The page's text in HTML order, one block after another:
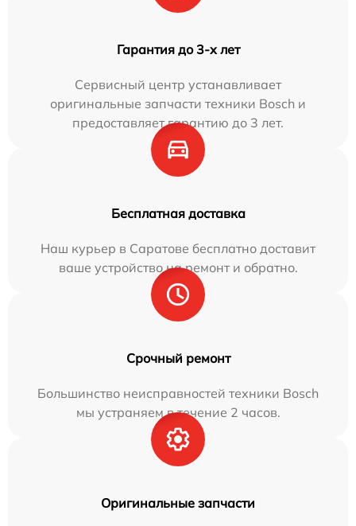
Гарантия до 3-х лет
Сервисный центр устанавливает
оригинальные запчасти техники Bosch и
предоставляет гарантию до 3 лет.
Бесплатная доставка
Наш курьер в Саратове бесплатно доставит
ваше устройство на ремонт и обратно.
Срочный ремонт
Большинство неисправностей техники Bosch
мы устраняем в течение 2 часов.
Оригинальные запчасти